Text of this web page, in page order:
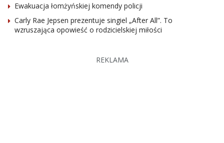
Ewakuacja łomżyńskiej komendy policji
Carly Rae Jepsen prezentuje singiel „After All”. To
wzruszająca opowieść o rodzicielskiej miłości
REKLAMA